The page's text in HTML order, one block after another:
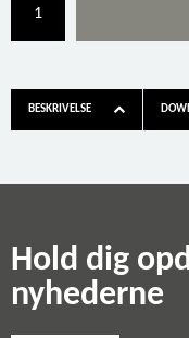
BESKRIVELSE
Hold dig
nyhederne